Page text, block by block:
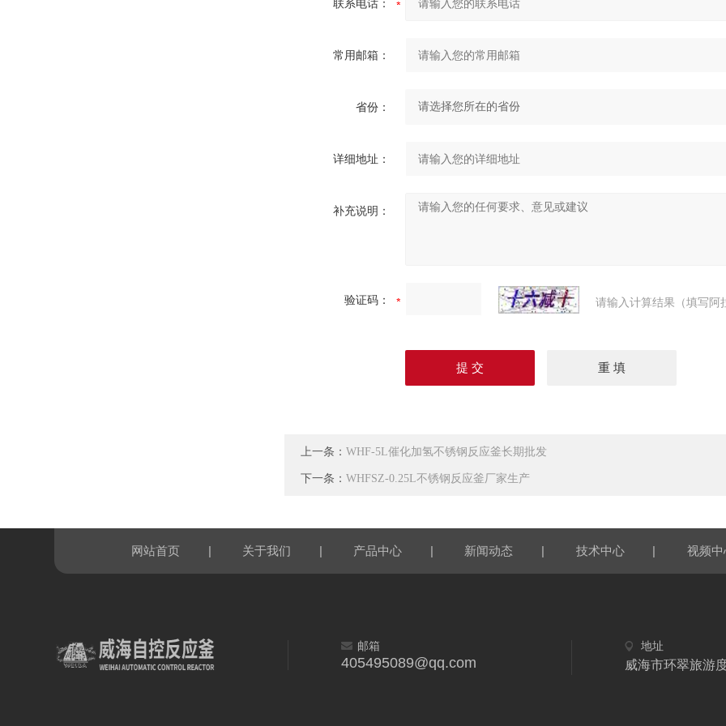
联系电话：
常用邮箱：
省份：
详细地址：
补充说明：
验证码： 请输入计算结果（填写阿
上一条：WHF-5L催化加氢不锈钢反应釜长期批发
下一条：WHFSZ-0.25L不锈钢反应釜厂家生产
网站首页 | 关于我们 | 产品中心 | 新闻动态 | 技术中心 | 视频中
邮箱
405495089@qq.com
地址
威海市环翠旅游